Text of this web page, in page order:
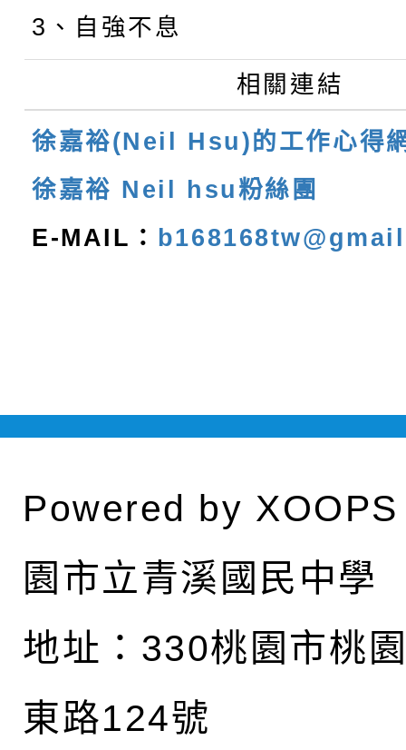
3、自強不息
相關連結
徐嘉裕(Neil Hsu)的工作心得
徐嘉裕 Neil hsu粉絲團
E-MAIL：
Powered by XOOPS
園市立青溪國民中學
地址： 330桃園市桃
東路124號